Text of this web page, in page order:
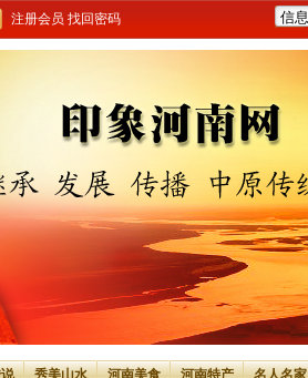
注册会员 找回密码
秀美山水 河南美食 河南特产 名人名家